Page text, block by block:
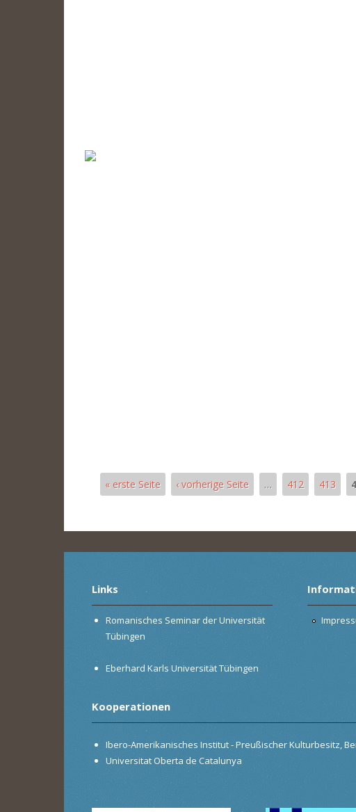
« erste Seite ‹ vorherige Seite … 412 413
Links
Romanisches Seminar der Universität
Tübingen
Eberhard Karls Universität Tübingen
Kooperationen
Ibero-Amerikanisches Institut - Preußischer Kulturbesitz,
Universitat Oberta de Catalunya